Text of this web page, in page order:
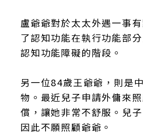
盧爺爺對於太太外遇一事
了認知功能在執行功能部
認知功能障礙的階段。
另一位84歲王爺爺，則是
物。最近兒子申請外傭來
償，讓她非常不舒服。兒
因此不願照顧爺爺。